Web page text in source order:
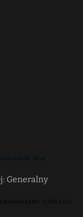
Generalny